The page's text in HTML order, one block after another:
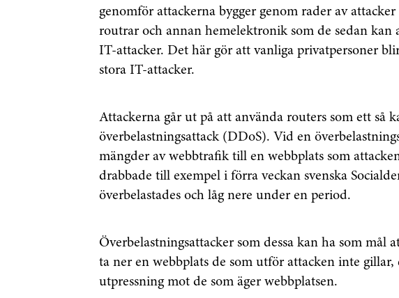
genomför attackerna bygger genom rader av
routrar och annan hemelektronik som de sedan kan
IT-attacker. Det här gör att vanliga privatpersoner
stora IT-attacker.
Attackerna går ut på att använda routers som ett så
överbelastningsattack (DDoS). Vid en
mängder av webbtrafik till en webbplats som
drabbade till exempel i förra veckan svenska
överbelastades och låg nere under en period.
Överbelastningsattacker som dessa kan ha som mål
ta ner en webbplats de som utför attacken inte
utpressning mot de som äger webbplatsen.